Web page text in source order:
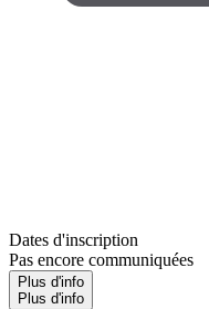
Dates d'inscription
Pas encore communiquées
Plus d'info
Plus d'info